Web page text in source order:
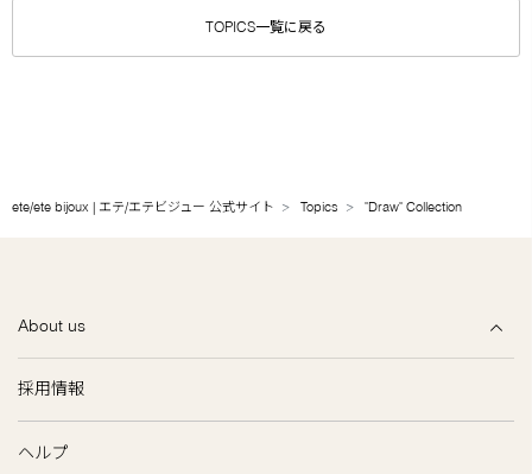
TOPICS一覧に戻る
ete/ete bijoux | エテ/エテビジュー 公式サイト Topics "Draw" Collection
About us
採用情報
ヘルプ